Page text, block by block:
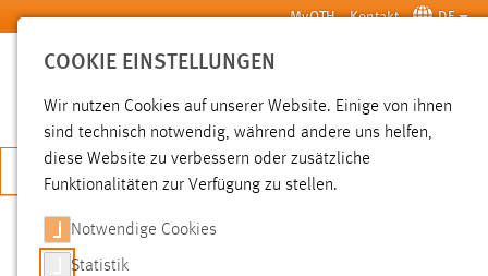
Zum Hauptinhalt springen MyOTH Kontakt DE
SUCHE
JETZT BEWERBEN
SUCHE
COOKIE EINSTELLUNGEN
Wir nutzen Cookies auf unserer Website. Einige von ihnen
sind technisch notwendig, während andere uns helfen,
diese Website zu verbessern oder zusätzliche
Funktionalitäten zur Verfügung zu stellen.
Notwendige Cookies
Statistik